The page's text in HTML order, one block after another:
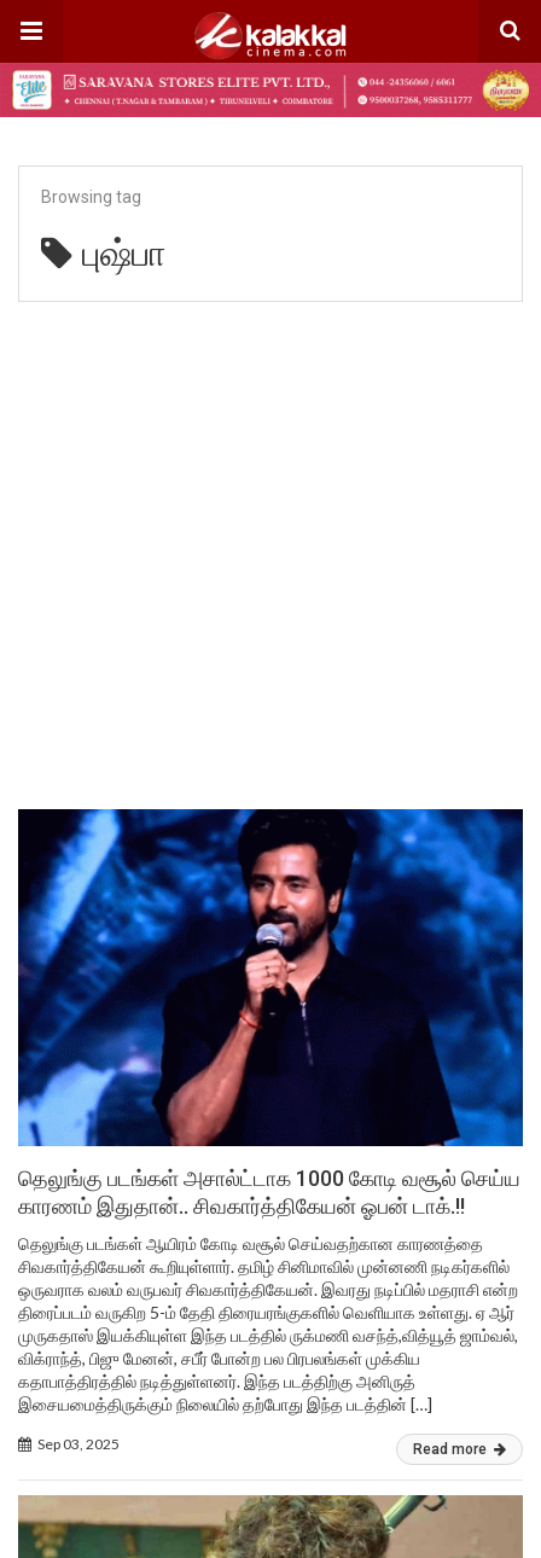
Browsing tag
புஷ்பா
தெலுங்கு படங்கள் அசால்ட்டாக 1000 கோடி வசூல் செய்ய
காரணம் இதுதான்.. சிவகார்த்திகேயன் ஓபன் டாக்.!!
தெலுங்கு படங்கள் ஆயிரம் கோடி வசூல் செய்வதற்கான காரணத்தை
சிவகார்த்திகேயன் கூறியுள்ளார். தமிழ் சினிமாவில் முன்னணி நடிகர்களில்
ஒருவராக வலம் வருபவர் சிவகார்த்திகேயன். இவரது நடிப்பில் மதராசி என்ற
திரைப்படம் வருகிற 5-ம் தேதி திரையரங்குகளில் வெளியாக உள்ளது. ஏ ஆர்
முருகதாஸ் இயக்கியுள்ள இந்த படத்தில் ருக்மணி வசந்த்,வித்யூத் ஜாம்வல்,
விக்ராந்த், பிஜு மேனன், சபீர் போன்ற பல பிரபலங்கள் முக்கிய
கதாபாத்திரத்தில் நடித்துள்ளனர். இந்த படத்திற்கு அனிருத்
இசையமைத்திருக்கும் நிலையில் தற்போது இந்த படத்தின் […]
Sep 03, 2025 Read more